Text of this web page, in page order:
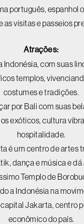
português, espanhol
as visitas e passeios
Atrações:
Indonésia, com suas
templos,
costumes e tradições.
por Bali com suas
exóticos, cultura
hospitalidade.
é um centro de artes
dança e música e dá
Templo de
a Indonésia na
Jakarta, centro
econômico do país.